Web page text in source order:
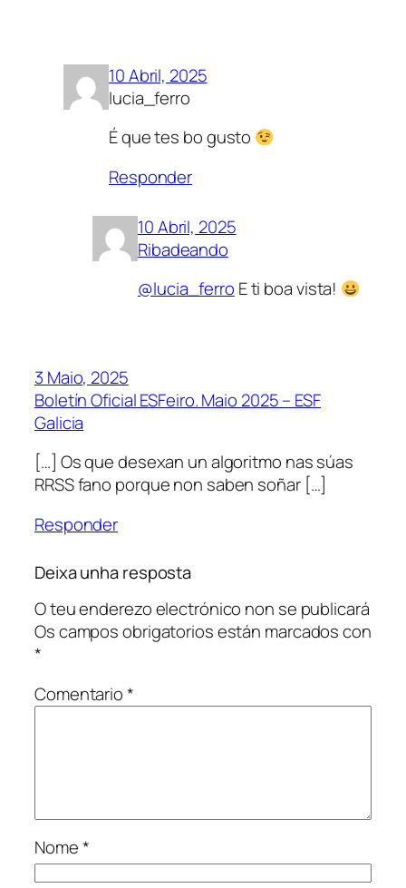
10 Abril, 2025
lucia_ferro
É que tes bo gusto
Responder
10 Abril, 2025
Ribadeando
@lucia_ferro E ti boa vista!
3 Maio, 2025
Boletín Oficial ESFeiro. Maio 2025 – ESF
Galicia
[…] Os que desexan un algoritmo nas súas
RRSS fano porque non saben soñar […]
Responder
Deixa unha resposta
O teu enderezo electrónico non se publicará
Os campos obrigatorios están marcados con
*
Comentario*
Nome*